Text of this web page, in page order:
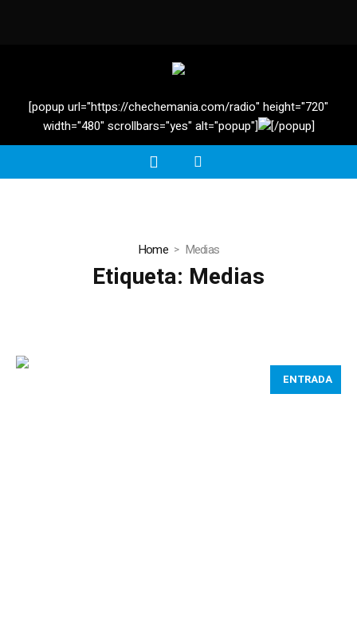
[popup url="https://chechemania.com/radio" height="720"
width="480" scrollbars="yes" alt="popup"]
[/popup]
Home Medias
Etiqueta: Medias
ENTRADA